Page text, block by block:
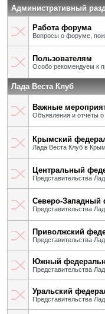
Административный
Работа форума
Вопросы о форуме,
Пользователям
Особо рекомендуем к
Лада Веста Клуб
Важные
Объявления и отчеты
Крымский
Лада Веста Клуб в
Центральный
Представительства
Северо-Западный
Представительства
Приволжский
Представительства
Южный
Представительства
Уральский
Представительства